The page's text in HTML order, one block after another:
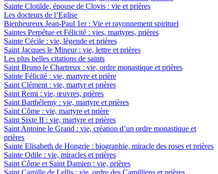
Sainte Clotilde, épouse de Clovis : vie et prières
Les docteurs de l’Eglise
Bienheureux Jean-Paul 1er : Vie et rayonnement spirituel
Saintes Perpétue et Félicité : vies, martyres, prières
Sainte Cécile : vie, légende et prières
Saint Jacques le Mineur : vie, lettre et prières
Les plus belles citations de saints
Saint Bruno le Chartreux : vie, ordre monastique et prières
Sainte Félicité : vie, martyre et prière
Saint Clément : vie, martyr et prières
Saint Remi : vie, œuvres, prières
Saint Barthélemy : vie, martyre et prières
Saint Côme : vie, martyre et prière
Saint Sixte II : vie, martyre et prières
Saint Antoine le Grand : vie, création d’un ordre monastique et
prières
Sainte Elisabeth de Hongrie : biographie, miracle des roses et prières
Sainte Odile : vie, miracles et prières
Saint Côme et Saint Damien : vie, prières
Saint Camille de Lellis : vie, ordre des Camilliens et prières